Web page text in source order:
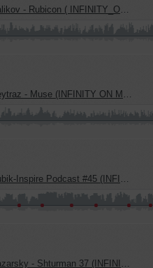
- Rubicon ( INFINITY_ON_MUSIC_PRODUCTION)
- Muse (INFINITY ON MUSIC PRODUCTION)
Inspire Podcast #45 (INFINITY ON MUSIC PODCAST)
- Shturman 37 (INFINITY ON MUSIC PRODUCTION)